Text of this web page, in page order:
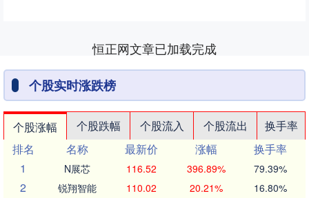
恒正网文章已加载完成
个股实时涨跌榜
个股涨幅 个股跌幅 个股流入 个股流出
换手率
排名
名称 最新价 涨幅
换手率
1
N展芯 116.52 396.89% 79.39%
2 锐翔智能 110.02 20.21% 16.80%